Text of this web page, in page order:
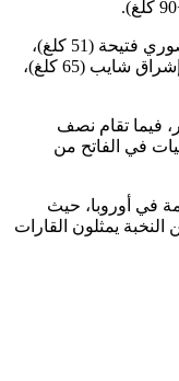
أما لدى السيدات فتمثل الجزائر كل من منصوري فتيحة (51 كلغ)،
رواز دعاء (54 كلغ)، حمدة ميليسا (60 كلغ)، إشراق شايب (65 كلغ)،
من 23 إلى 27 فبراير، فيما تقام نصف
النهائيات في الفاتح من
في أوروبا، حيث
ملاكمة من النخبة يمثلون القارات